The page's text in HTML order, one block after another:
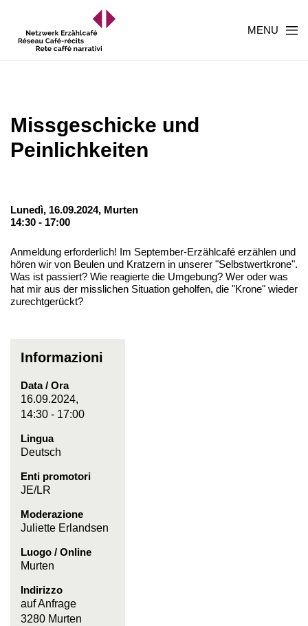
MENU
Missgeschicke und
Peinlichkeiten
Lunedì, 16.09.2024, Murten
14:30 - 17:00
Anmeldung erforderlich! Im September-Erzählcafé erzählen und
hören wir von Beulen und Kratzern in unserer "Selbstwertkrone".
Was ist passiert? Wie reagierte die Umgebung? Wer oder was
hat mir aus der misslichen Situation geholfen, die "Krone" wieder
zurechtgerückt?
Informazioni
Data / Ora
16.09.2024,
14:30 - 17:00
Lingua
Deutsch
Enti promotori
JE/LR
Moderazione
Juliette Erlandsen
Luogo / Online
Murten
Indirizzo
auf Anfrage
3280 Murten